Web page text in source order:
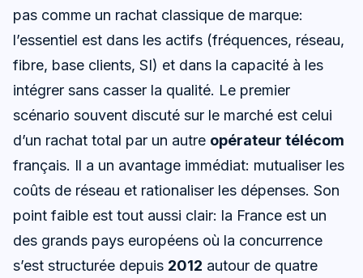
pas comme un rachat classique de marque:
l’essentiel est dans les actifs (fréquences, réseau,
fibre, base clients, SI) et dans la capacité à les
intégrer sans casser la qualité. Le premier
scénario souvent discuté sur le marché est celui
d’un rachat total par un autre opérateur télécom
français. Il a un avantage immédiat: mutualiser les
coûts de réseau et rationaliser les dépenses. Son
point faible est tout aussi clair: la France est un
des grands pays européens où la concurrence
s’est structurée depuis 2012 autour de quatre